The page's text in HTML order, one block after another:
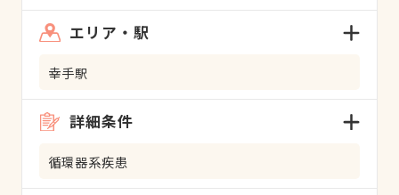
エリア・駅
幸手駅
詳細条件
循環器系疾患